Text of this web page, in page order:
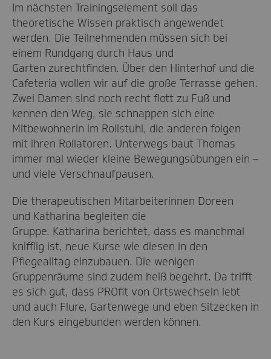
Im nächsten Trainingselement soll das
theoretische Wissen praktisch angewendet
werden. Die Teilnehmenden müssen sich bei
einem Rundgang durch Haus und
Garten zurechtfinden. Über den Hinterhof und die
Cafeteria wollen wir auf die große Terrasse gehen.
Zwei Damen sind noch recht flott zu Fuß und
kennen den Weg, sie schnappen sich eine
Mitbewohnerin im Rollstuhl, die anderen folgen
mit ihren Rollatoren. Unterwegs baut Thomas
immer mal wieder kleine Bewegungsübungen ein –
und viele Verschnaufpausen.
Die therapeutischen Mitarbeiterinnen Doreen
und Katharina begleiten die
Gruppe. Katharina berichtet, dass es manchmal
knifflig ist, neue Kurse wie diesen in den
Pflegealltag einzubauen. Die wenigen
Gruppenräume sind zudem heiß begehrt. Da trifft
es sich gut, dass PROfit von Ortswechseln lebt
und auch Flure, Gartenwege und eben Sitzecken in
den Kurs eingebunden werden können.